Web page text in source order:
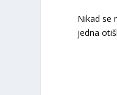
Nikad se
jedna